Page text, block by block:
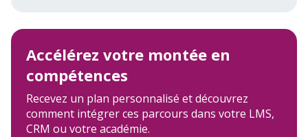
Accélérez votre montée en
compétences
Recevez un plan personnalisé et découvrez
comment intégrer ces parcours dans votre LMS,
CRM ou votre académie.